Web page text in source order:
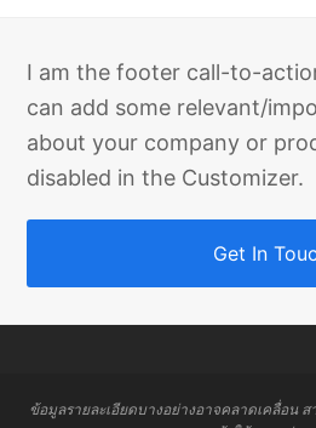
I am the footer call-to-
can add some relevant/
about your company or
disabled in the Customizer.
Get In
ข้อมูลรายละเอียดบางอย่างอาจคลาดเคลื่อน